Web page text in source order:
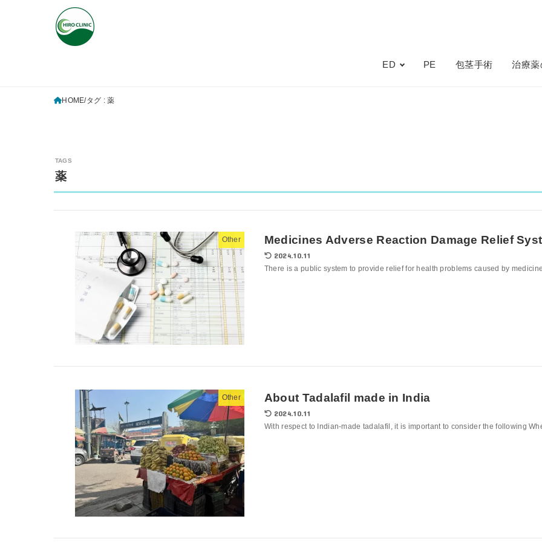
ED PE 包茎手術 治療薬
HOME タグ : 薬
薬
Other Medicines Adverse Reaction Damage Relief
2024.10.11
There is a public system to provide relief for health problems caused by
Other About Tadalafil made in India
2024.10.11
With respect to Indian-made tadalafil, it is important to consider the following